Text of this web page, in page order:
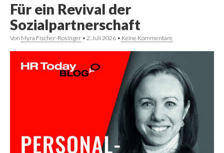
Für ein Revival der
Sozialpartnerschaft
Von Myra Fischer-Rosinger • 2. Juli 2026 • Keine Kommentare